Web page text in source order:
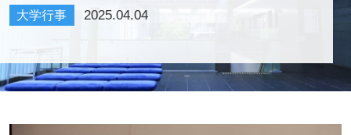
大学行事 2025.04.04